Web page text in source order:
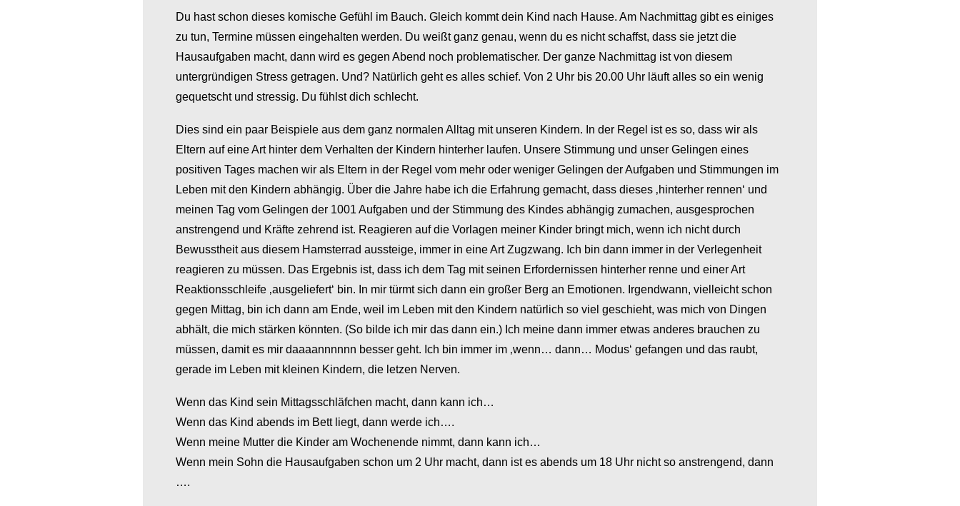
Du hast schon dieses komische Gefühl im Bauch. Gleich kommt dein Kind nach Hause. Am Nachmittag gibt es einiges
zu tun, Termine müssen eingehalten werden. Du weißt ganz genau, wenn du es nicht schaffst, dass sie jetzt die
Hausaufgaben macht, dann wird es gegen Abend noch problematischer. Der ganze Nachmittag ist von diesem
untergründigen Stress getragen. Und? Natürlich geht es alles schief. Von 2 Uhr bis 20.00 Uhr läuft alles so ein wenig
gequetscht und stressig. Du fühlst dich schlecht.
Dies sind ein paar Beispiele aus dem ganz normalen Alltag mit unseren Kindern. In der Regel ist es so, dass wir als
Eltern auf eine Art hinter dem Verhalten der Kindern hinterher laufen. Unsere Stimmung und unser Gelingen eines
positiven Tages machen wir als Eltern in der Regel vom mehr oder weniger Gelingen der Aufgaben und Stimmungen im
Leben mit den Kindern abhängig. Über die Jahre habe ich die Erfahrung gemacht, dass dieses ‚hinterher rennen‘ und
meinen Tag vom Gelingen der 1001 Aufgaben und der Stimmung des Kindes abhängig zumachen, ausgesprochen
anstrengend und Kräfte zehrend ist. Reagieren auf die Vorlagen meiner Kinder bringt mich, wenn ich nicht durch
Bewusstheit aus diesem Hamsterrad aussteige, immer in eine Art Zugzwang. Ich bin dann immer in der Verlegenheit
reagieren zu müssen. Das Ergebnis ist, dass ich dem Tag mit seinen Erfordernissen hinterher renne und einer Art
Reaktionsschleife ‚ausgeliefert‘ bin. In mir türmt sich dann ein großer Berg an Emotionen. Irgendwann, vielleicht schon
gegen Mittag, bin ich dann am Ende, weil im Leben mit den Kindern natürlich so viel geschieht, was mich von Dingen
abhält, die mich stärken könnten. (So bilde ich mir das dann ein.) Ich meine dann immer etwas anderes brauchen zu
müssen, damit es mir daaaannnnnn besser geht. Ich bin immer im ‚wenn… dann… Modus‘ gefangen und das raubt,
gerade im Leben mit kleinen Kindern, die letzen Nerven.
Wenn das Kind sein Mittagsschläfchen macht, dann kann ich…
Wenn das Kind abends im Bett liegt, dann werde ich….
Wenn meine Mutter die Kinder am Wochenende nimmt, dann kann ich…
Wenn mein Sohn die Hausaufgaben schon um 2 Uhr macht, dann ist es abends um 18 Uhr nicht so anstrengend, dann
….